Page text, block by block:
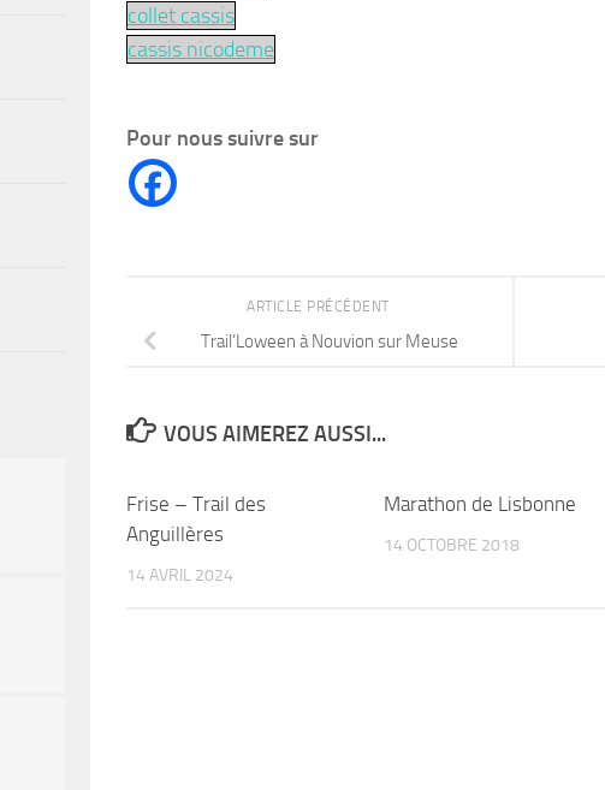
collet cassis
cassis nicodeme
Pour nous suivre sur
ARTICLE PRÉCÉDENT
Trail’Loween à Nouvion sur Meuse
VOUS AIMEREZ AUSSI...
Frise – Trail des
Anguillères
14 AVRIL 2024
Marathon de Lisbonne
14 OCTOBRE 2018